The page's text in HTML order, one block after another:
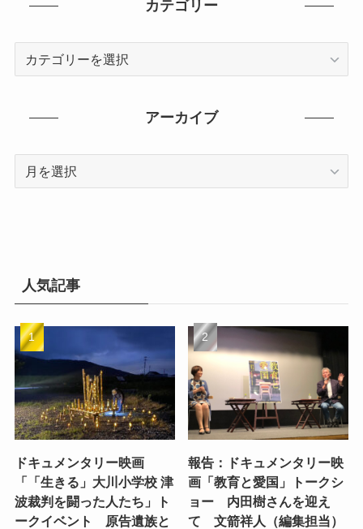
カテゴリー
アーカイブ
人気記事
ドキュメンタリー映画
「「生きる」大川小学校 津
波裁判を闘った人たち」ト
ークイベント 原告遺族と
報告：ドキュメンタリー映
画「教育と愛国」トークシ
ョー 内田樹さんを迎え
て 文箭祥人（編集担当）